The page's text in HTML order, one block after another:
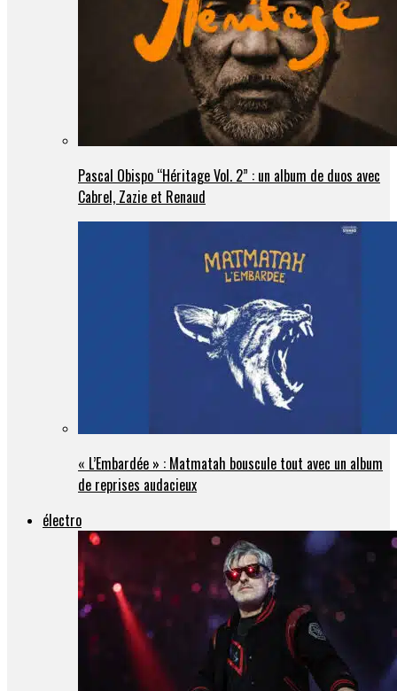
Pascal Obispo “Héritage Vol. 2” : un album de duos avec
Cabrel, Zazie et Renaud
« L’Embardée » : Matmatah bouscule tout avec un album
de reprises audacieux
électro